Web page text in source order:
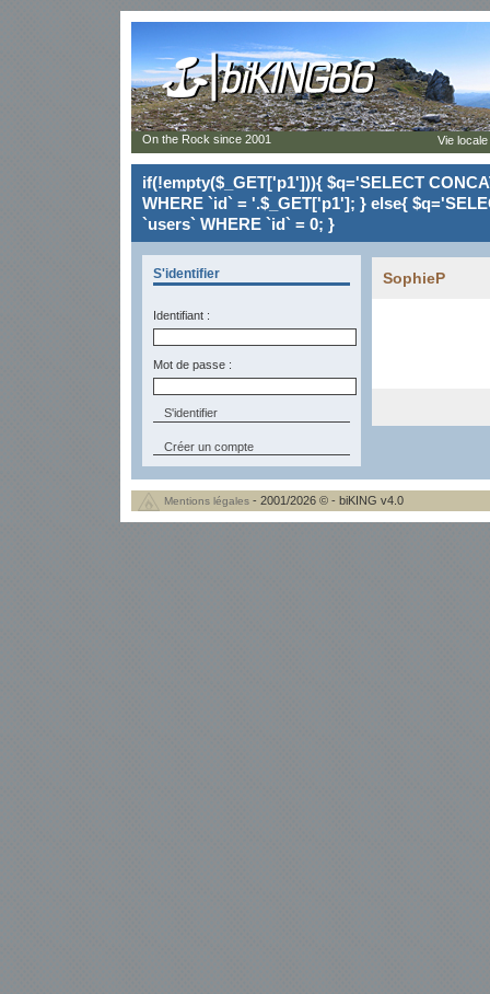
if(!empty($_GET['p1'])){ $q='SELECT
WHERE `id` = '.$_GET['p1']; } else{
`users` WHERE `id` = 0; }
S'identifier
Identifiant :
Mot de passe :
Créer un compte
SophieP
On the Rock since 2001 Vie
Mentions légales - 2001/2026 © - biKING v4.0